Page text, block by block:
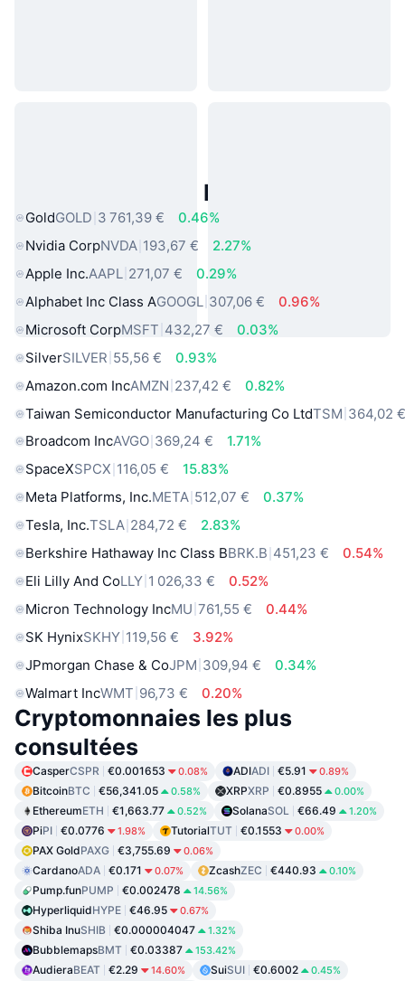
Actifs du Monde Réel Populaires
GoldGOLD 3 761,39 €
0.46%
Nvidia CorpNVDA 193,67 €
2.27%
Apple Inc.AAPL 271,07 €
0.29%
Alphabet Inc Class AGOOGL 307,06 €
0.96%
Microsoft CorpMSFT 432,27 €
0.03%
SilverSILVER 55,56 €
0.93%
Amazon.com IncAMZN 237,42 €
0.82%
Taiwan Semiconductor Manufacturing Co LtdTSM 364,02
Broadcom IncAVGO 369,24 €
1.71%
SpaceXSPCX 116,05 €
15.83%
Meta Platforms, Inc.META 512,07 €
0.37%
Tesla, Inc.TSLA 284,72 €
2.83%
Berkshire Hathaway Inc Class BBRK.B 451,23 €
0.54%
Eli Lilly And CoLLY 1 026,33 €
0.52%
Micron Technology IncMU 761,55 €
0.44%
SK HynixSKHY 119,56 €
3.92%
JPmorgan Chase & CoJPM 309,94 €
0.34%
Walmart IncWMT 96,73 € 0.20%
Cryptomonnaies les plus
consultées
CasperCSPR €0.001653 0.08% ADIADI €5.91 0.89%
BitcoinBTC €56,341.05 0.58% XRPXRP €0.8955 0.00%
EthereumETH €1,663.77 0.52% SolanaSOL €66.49 1.20%
PiPI €0.0776 1.98% TutorialTUT €0.1553 0.00%
PAX GoldPAXG €3,755.69 0.06%
CardanoADA €0.171 0.07% ZcashZEC €440.93 0.10%
Pump.funPUMP €0.002478 14.56%
HyperliquidHYPE €46.95 0.67%
Shiba InuSHIB €0.000004047 1.32%
BubblemapsBMT €0.03387 153.42%
AudieraBEAT €2.29 14.60% SuiSUI €0.6002 0.45%